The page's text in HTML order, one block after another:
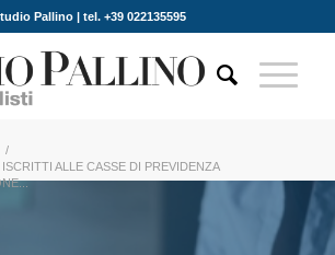
Pallino | tel. +39 022135595
/
ALLE CASSE DI PREVIDENZA